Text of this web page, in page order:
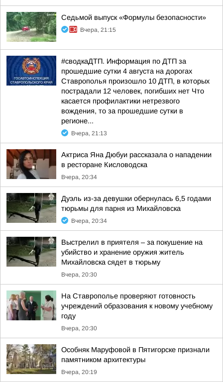
Седьмой выпуск «Формулы безопасности»
Вчера, 21:15
#сводкаДТП. Информация по ДТП за
прошедшие сутки 4 августа на дорогах
Ставрополья произошло 10 ДТП, в которых
пострадали 12 человек, погибших нет Что
касается профилактики нетрезвого
вождения, то за прошедшие сутки в
регионе...
Вчера, 21:13
Актриса Яна Дюбуи рассказала о нападении
в ресторане Кисловодска
Вчера, 20:34
Дуэль из-за девушки обернулась 6,5 годами
тюрьмы для парня из Михайловска
Вчера, 20:34
Выстрелил в приятеля – за покушение на
убийство и хранение оружия житель
Михайловска сядет в тюрьму
Вчера, 20:30
На Ставрополье проверяют готовность
учреждений образования к новому учебному
году
Вчера, 20:30
Особняк Маруфовой в Пятигорске признали
памятником архитектуры
Вчера, 20:19